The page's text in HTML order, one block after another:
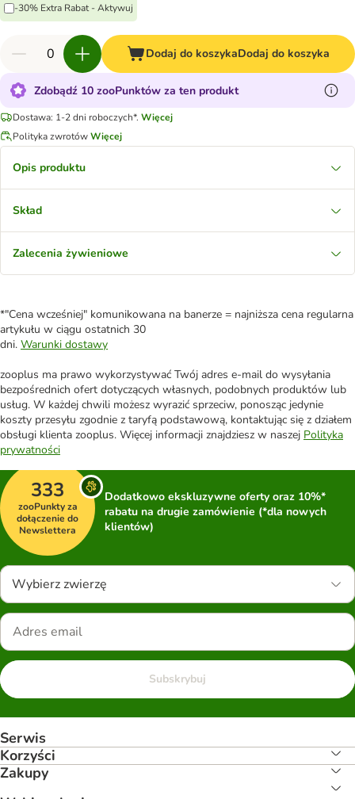
-30% Extra Rabat - Aktywuj
Dodaj do koszykaDodaj do koszyka
Zdobądź 10 zooPunktów za ten produkt
Dostawa: 1-2 dni roboczych*. Więcej
Polityka zwrotówWięcej
Opis produktu
Skład
Zalecenia żywieniowe
*"Cena wcześniej" komunikowana na banerze = najniższa cena regularna
artykułu w ciągu ostatnich 30
dni. Warunki dostawy
zooplus ma prawo wykorzystywać Twój adres e-mail do wysyłania
bezpośrednich ofert dotyczących własnych, podobnych produktów lub
usług. W każdej chwili możesz wyrazić sprzeciw, ponosząc jedynie
koszty przesyłu zgodnie z taryfą podstawową, kontaktując się z działem
obsługi klienta zooplus. Więcej informacji znajdziesz w naszej Polityka
prywatności
333
zooPunkty za
dołączenie do
Newslettera
Dodatkowo ekskluzywne oferty oraz 10%*
rabatu na drugie zamówienie (*dla nowych
klientów)
Wybierz zwierzę
Subskrybuj
Serwis
Korzyści
Zakupy